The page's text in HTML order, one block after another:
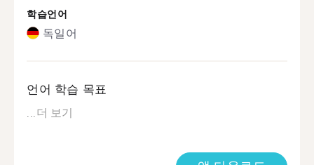
학습언어
독일어
언어 학습 목표
더 보기